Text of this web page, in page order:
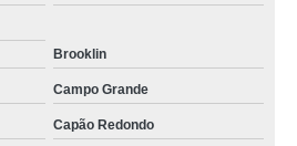
agendar Piquete
Fagundes
agendar São Domingos
diabético Angatuba
Brooklin
Campo Grande
Capão Redondo